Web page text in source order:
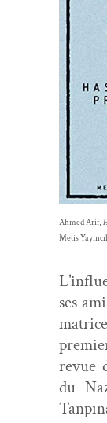
Ahmed Arif,
Metis
ses
revue
du